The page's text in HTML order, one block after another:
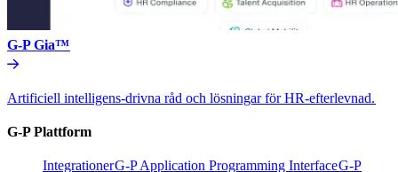
G-P Gia™​​
Artificiell intelligens-drivna råd och lösningar för HR-efterlevnad.​​
G-P Plattform​​
Integrationer​​G-P Application Programming Interface​​G-P